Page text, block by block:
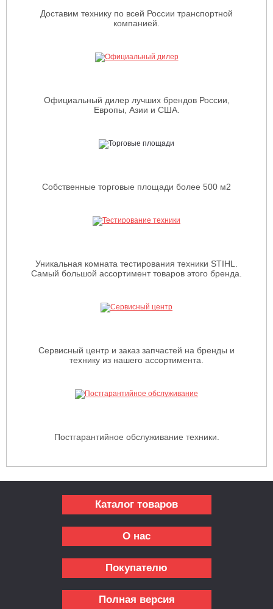
Доставим технику по всей России транспортной
компанией.
Официальный дилер лучших брендов России,
Европы, Азии и США.
Собственные торговые площади более 500 м2
Уникальная комната тестирования техники STIHL.
Самый большой ассортимент товаров этого бренда.
Сервисный центр и заказ запчастей на бренды и
технику из нашего ассортимента.
Постгарантийное обслуживание техники.
Каталог товаров
О нас
Покупателю
Полная версия